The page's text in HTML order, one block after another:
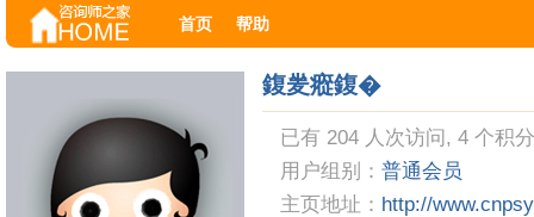
首页 帮助
鍑夎瘲鍑�
已有 204 人次访问, 4 个积
用户组别： 普通会员
主页地址： http://